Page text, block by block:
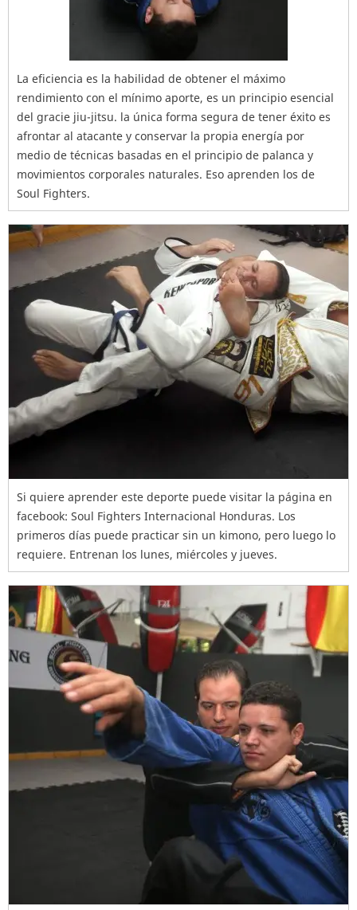
La eficiencia es la habilidad de obtener el máximo
rendimiento con el mínimo aporte, es un principio esencial
del gracie jiu-jitsu. la única forma segura de tener éxito es
afrontar al atacante y conservar la propia energía por
medio de técnicas basadas en el principio de palanca y
movimientos corporales naturales. Eso aprenden los de
Soul Fighters.
Si quiere aprender este deporte puede visitar la página en
facebook: Soul Fighters Internacional Honduras. Los
primeros días puede practicar sin un kimono, pero luego lo
requiere. Entrenan los lunes, miércoles y jueves.